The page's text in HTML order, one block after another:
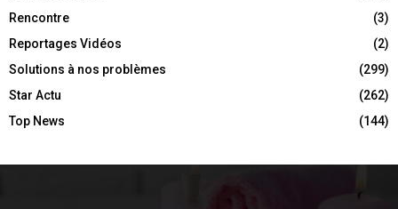
Rencontre
(3)
Reportages Vidéos
(2)
Solutions à nos problèmes
(299)
Star Actu
(262)
Top News
(144)